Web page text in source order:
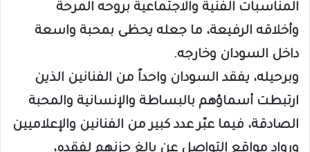
المناسبات الفنية والاجتماعية بروحه المرحة
وأخلاقه الرفيعة، ما جعله يحظى بمحبة واسعة
داخل السودان وخارجه.
وبرحيله، يفقد السودان واحداً من الفنانين الذين
ارتبطت أسماؤهم بالبساطة والإنسانية والمحبة
الصادقة، فيما عبّر عدد كبير من الفنانين والإعلاميين
ورواد مواقع التواصل عن بالغ حزنهم لفقده،